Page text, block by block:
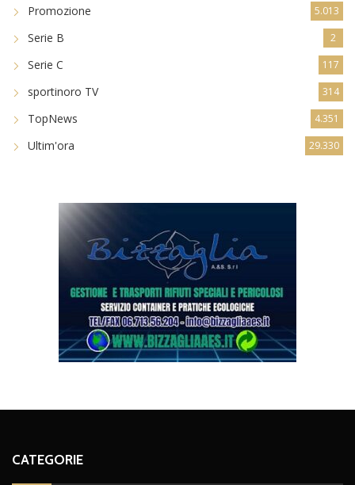
Promozione 5.013
Serie B 2
Serie C 117
sportinoro TV 314
TopNews 4.351
Ultim'ora 29.330
CATEGORIE